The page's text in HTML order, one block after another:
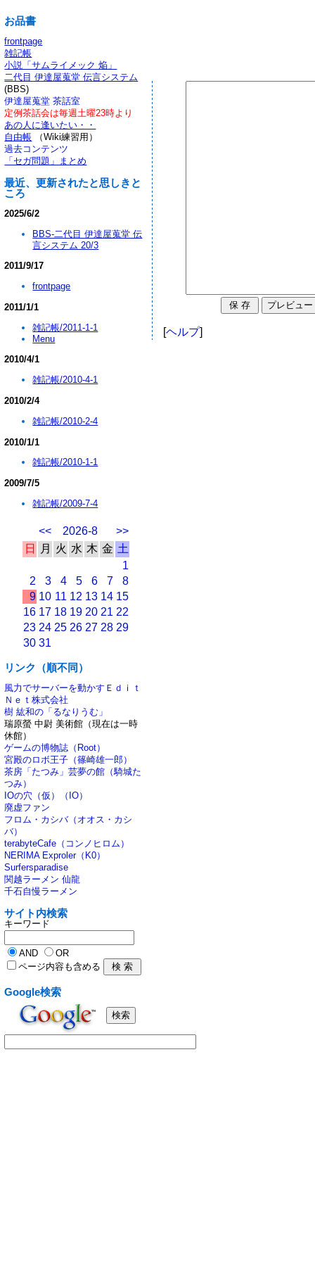
[ヘルプ]
お品書
frontpage
雑記帳
小説「サムライメック 焔」
二代目 伊達屋蒐堂 伝言システム
(BBS)
伊達屋蒐堂 茶話室
定例茶話会は毎週土曜23時より
あの人に逢いたい・・
自由帳 （Wiki練習用）
過去コンテンツ
「セガ問題」まとめ
最近、更新されたと思しきと
ころ
2025/6/2
BBS-二代目 伊達屋蒐堂 伝
言システム 20/3
2011/9/17
frontpage
2011/1/1
雑記帳/2011-1-1
Menu
2010/4/1
雑記帳/2010-4-1
2010/2/4
雑記帳/2010-2-4
2010/1/1
雑記帳/2010-1-1
2009/7/5
雑記帳/2009-7-4
<< 2026-8
>>
日
月 火 水 木 金 土
1
2
3 4 5 6 7
8
9 10 11 12 13 14 15
16 17 18 19 20 21 22
23 24 25 26 27 28 29
30 31
リンク（順不同）
風力でサーバーを動かすＥｄｉｔ
Ｎｅｔ株式会社
樹 紘和の「るなりうむ」
瑞原螢 中尉 美術館（現在は一時
休館）
ゲームの博物誌（Root）
宮殿のロボ王子（篠崎雄一郎）
茶房「たつみ」芸夢の館（騎城た
つみ）
IOの穴（仮）（IO）
廃虚ファン
フロム・カシバ（オオス・カシ
バ）
terabyteCafe（コンノヒロム）
NERIMA Exproler（K0）
Surfersparadise
関越ラーメン 仙龍
千石自慢ラーメン
サイト内検索
キーワード
AND
OR
ページ内容も含める
Google検索